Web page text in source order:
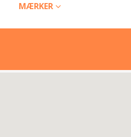
MÆRKER